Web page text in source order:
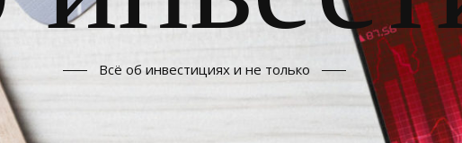
Всё об инвестициях и не только